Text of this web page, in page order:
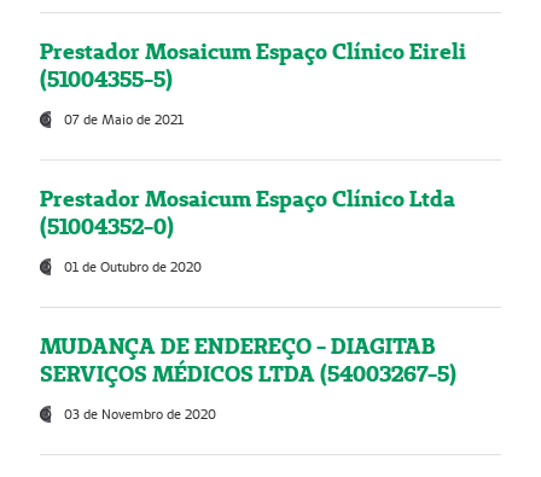
Prestador Mosaicum Espaço Clínico Eireli
(51004355-5)
07 de Maio de 2021
Prestador Mosaicum Espaço Clínico Ltda
(51004352-0)
01 de Outubro de 2020
MUDANÇA DE ENDEREÇO - DIAGITAB
SERVIÇOS MÉDICOS LTDA (54003267-5)
03 de Novembro de 2020